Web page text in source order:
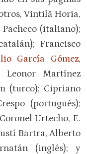
Vintilă Horia,
(italiano);
Francisco
García Gómez,
Leonor Martínez
(turco); Cipriano
(portugués);
Urtecho, E.
Bartra, Alberto
(inglés); y